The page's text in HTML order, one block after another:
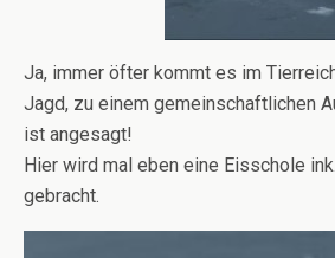
Ja, immer öfter kommt es im
Jagd, zu einem gemeinschaftlichen
ist angesagt!
Hier wird mal eben eine Eisschole
gebracht.